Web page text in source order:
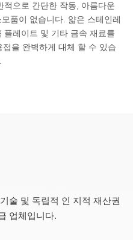
으로 간단한 작동, 아름다운
품이 없습니다. 얇은 스테인레
레이트 및 기타 금속 재료를
을 완벽하게 대체 할 수 있습
용접기를 절약 할 수 있습니
은 시간과 비용을 절약 할 수
술 및 독립적 인 지적 재산권
업체입니다.